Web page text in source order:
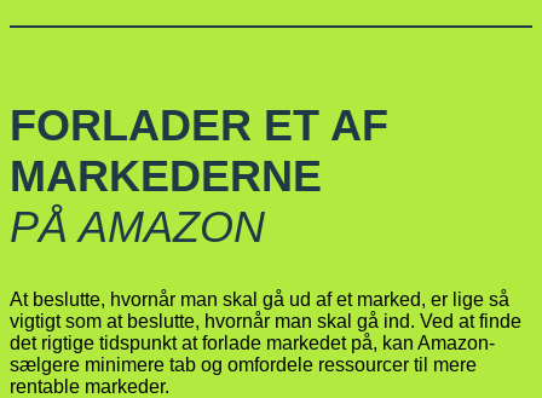
FORLADER ET AF
MARKEDERNE
PÅ AMAZON
At beslutte, hvornår man skal gå ud af et marked, er lige så
vigtigt som at beslutte, hvornår man skal gå ind. Ved at finde
det rigtige tidspunkt at forlade markedet på, kan Amazon-
sælgere minimere tab og omfordele ressourcer til mere
rentable markeder.